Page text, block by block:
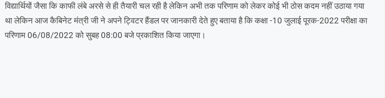
विद्यार्थियों जैसा कि काफी लंबे अरसे से ही तैयारी चल रही है लेकिन अभी तक परिणाम को लेकर कोई भी ठोस कदम नहीं उठाया गया
था लेकिन आज कैबिनेट मंत्री जी ने अपने ट्विटर हैंडल पर जानकारी देते हुए बताया है कि कक्षा -10 जुलाई पूरक-2022 परीक्षा का
परिणाम 06/08/2022 को सुबह 08:00 बजे प्रकाशित किया जाएगा।